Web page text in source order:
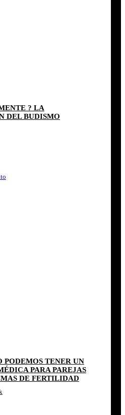
? LA
DEL BUDISMO
PODEMOS TENER UN
PARA PAREJAS
DE FERTILIDAD